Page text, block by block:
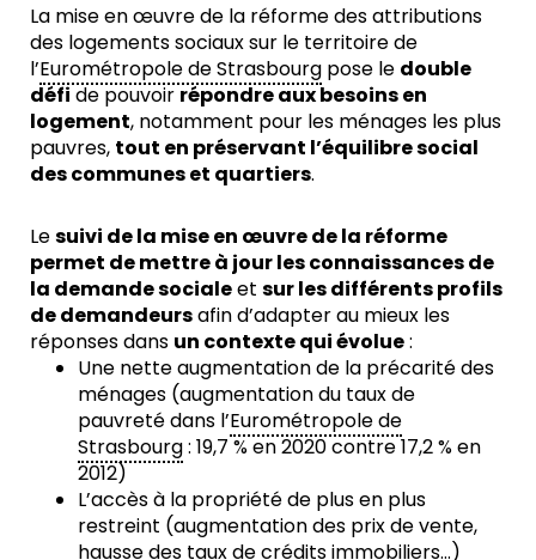
La mise en œuvre de la réforme des attributions
des logements sociaux sur le territoire de
l’Eurométropole de Strasbourg pose le double
défi de pouvoir répondre aux besoins en
logement, notamment pour les ménages les plus
pauvres, tout en préservant l’équilibre social
des communes et quartiers.
Lesuivi de la mise en œuvre de la réforme
permet de mettre à jour les connaissances de
la demande socialeet sur les différents profils
de demandeursafin d’adapter au mieux les
réponses dans un contexte qui évolue:
Une nette augmentation de la précarité des
ménages (augmentation du taux de
pauvreté dans l’Eurométropole de
Strasbourg: 19,7 % en 2020 contre 17,2 % en
2012)
L’accès à la propriété de plus en plus
restreint (augmentation des prix de vente,
hausse des taux de crédits immobiliers…)